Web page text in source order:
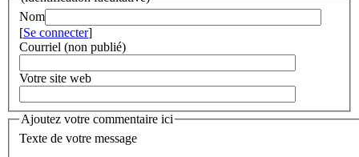
Nom
[Se connecter]
Courriel (non publié)
Votre site web
Ajoutez votre commentaire ici
Texte de votre message